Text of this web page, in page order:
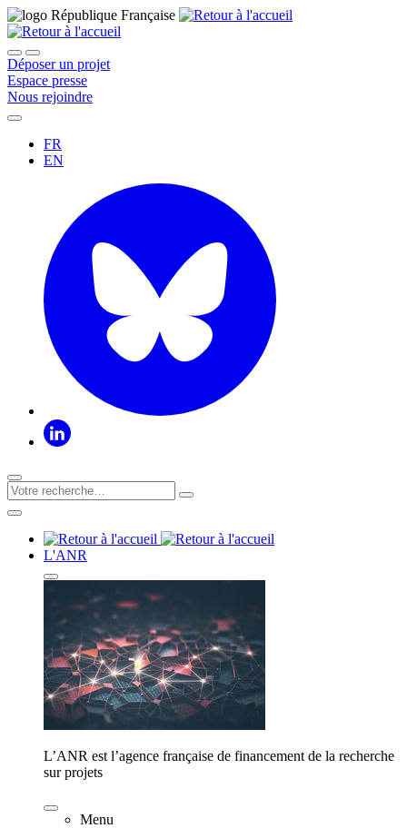
Déposer un projet
Espace presse
Nous rejoindre
FR
EN
L'ANR
L’ANR est l’agence française de financement de la recherche
sur projets
Menu